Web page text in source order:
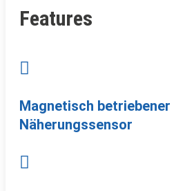
Features

Magnetisch betriebener
Näherungssensor
